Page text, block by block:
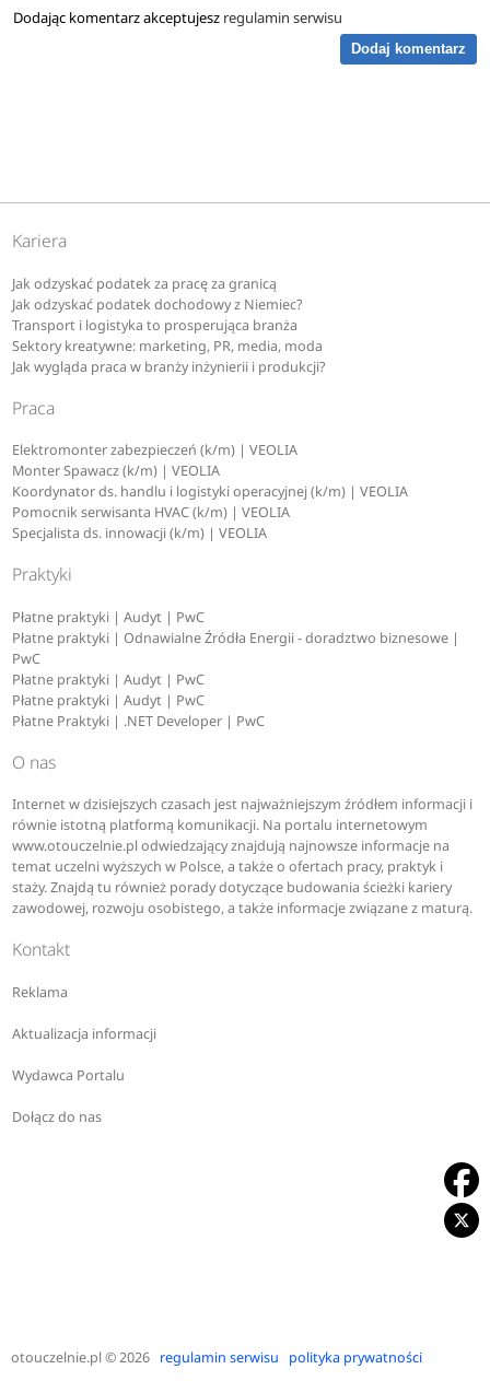
Dodając komentarz akceptujesz regulamin serwisu
Dodaj komentarz
Kariera
Jak odzyskać podatek za pracę za granicą
Jak odzyskać podatek dochodowy z Niemiec?
Transport i logistyka to prosperująca branża
Sektory kreatywne: marketing, PR, media, moda
Jak wygląda praca w branży inżynierii i produkcji?
Praca
Elektromonter zabezpieczeń (k/m) | VEOLIA
Monter Spawacz (k/m) | VEOLIA
Koordynator ds. handlu i logistyki operacyjnej (k/m) | VEOLIA
Pomocnik serwisanta HVAC (k/m) | VEOLIA
Specjalista ds. innowacji (k/m) | VEOLIA
Praktyki
Płatne praktyki | Audyt | PwC
Płatne praktyki | Odnawialne Źródła Energii - doradztwo biznesowe |
PwC
Płatne praktyki | Audyt | PwC
Płatne praktyki | Audyt | PwC
Płatne Praktyki | .NET Developer | PwC
O nas
Internet w dzisiejszych czasach jest najważniejszym źródłem informacji i
równie istotną platformą komunikacji. Na portalu internetowym
www.otouczelnie.pl odwiedzający znajdują najnowsze informacje na
temat uczelni wyższych w Polsce, a także o ofertach pracy, praktyk i
staży. Znajdą tu również porady dotyczące budowania ścieżki kariery
zawodowej, rozwoju osobistego, a także informacje związane z maturą.
Kontakt
Reklama
Aktualizacja informacji
Wydawca Portalu
Dołącz do nas
otouczelnie.pl© 2026 regulamin serwisu polityka prywatności